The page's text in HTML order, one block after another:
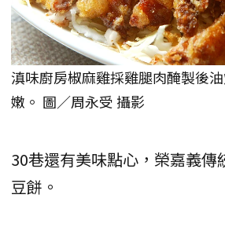
滇味廚房椒麻雞採雞腿肉醃製後
嫩。 圖／周永受 攝影
30巷還有美味點心，榮嘉義傳
豆餅。